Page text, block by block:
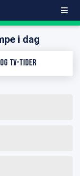
i dag
TV-tider